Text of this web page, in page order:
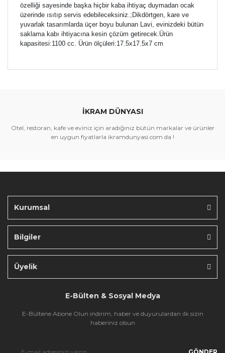
özelliği sayesinde başka hiçbir kaba ihtiyaç duymadan ocak
üzerinde ısıtıp servis edebileceksiniz.;Dikdörtgen, kare ve
yuvarlak tasarımlarda üçer boyu bulunan Lavi, evinizdeki bütün
saklama kabı ihtiyacına kesin çözüm getirecek.Ürün
kapasitesi:1100 cc. Ürün ölçüleri:17.5x17.5x7 cm
Yorum Yaz
Bu ürünün fiyat bilgisi, resim, ürün açıklamalarında ve
Ürün açıklamasında eksik bilgiler bulunuyor.
İKRAM DÜNYASI
Otel, restoran, kafe ve eviniz için aradığınız bütün markalar ve ürünler
en uygun fiyatlarla ikramdunyasi.com da !
Kurumsal
Bilgiler
Üyelik
E-Bülten & Sosyal Medya
E-Bültene Abone Olun indirim, haber ve duyurulardan ilk sizin
haberiniz olsun